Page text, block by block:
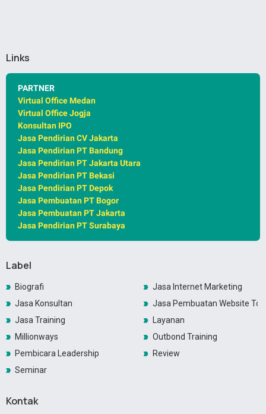
Links
PARTNER
Virtual Office Medan
Virtual Office Jogja
Konsultan IPO
Jasa Pendirian CV Jakarta
Jasa Pendirian PT Bandung
Jasa Pendirian PT Jakarta Utara
Jasa Pendirian PT Bekasi
Jasa Pendirian PT Depok
Jasa Pembuatan PT Bogor
Jasa Pembuatan PT Jakarta
Jasa Pendirian PT Surabaya
Label
Biografi
Jasa Internet Marketing
Jasa Konsultan
Jasa Pembuatan Website
Jasa Training
Layanan
Millionways
Outbond Training
Pembicara Leadership
Review
Seminar
Kontak